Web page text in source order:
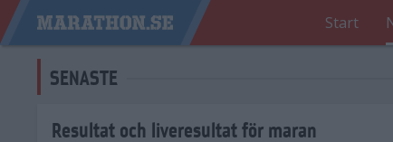
Start
SENASTE
Resultat och liveresultat för maran